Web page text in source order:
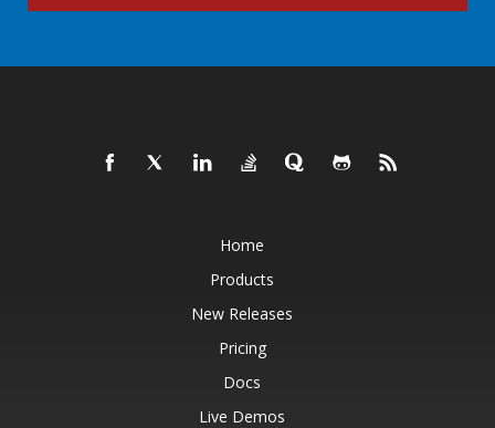
Home
Products
New Releases
Pricing
Docs
Live Demos